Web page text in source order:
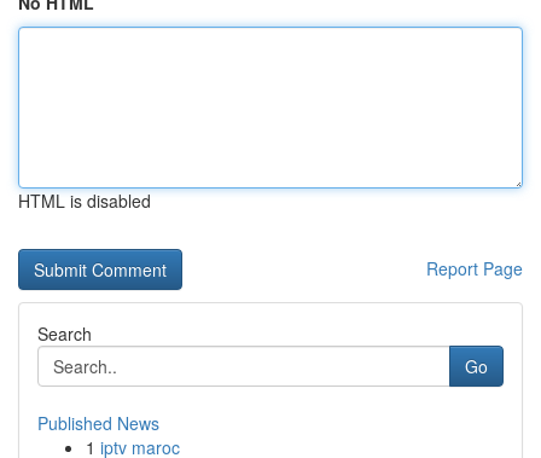
HTML is disabled
Report Page
Search
Go
Published News
1 iptv maroc